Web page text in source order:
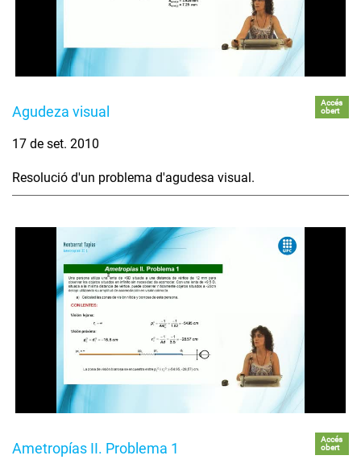
Agudeza visual
Accés
obert
17 de set. 2010
Resolució d'un problema d'agudesa visual.
Ametropías II. Problema 1
Accés
obert